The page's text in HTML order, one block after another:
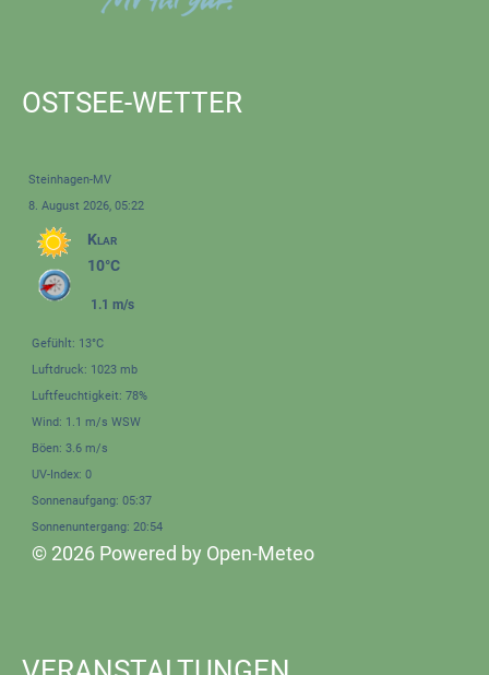
OSTSEE-WETTER
Steinhagen-MV
8. August 2026, 05:22
Klar
10°C
1.1 m/s
Gefühlt: 13°C
Luftdruck: 1023 mb
Luftfeuchtigkeit: 78%
Wind: 1.1 m/s WSW
Böen: 3.6 m/s
UV-Index: 0
Sonnenaufgang: 05:37
Sonnenuntergang: 20:54
© 2026 Powered by Open-Meteo